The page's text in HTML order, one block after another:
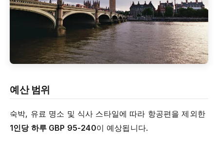
예산 범위
숙박, 유료 명소 및 식사 스타일에 따라 항공편을 제외한
1인당 하루 GBP 95-240이 예상됩니다.